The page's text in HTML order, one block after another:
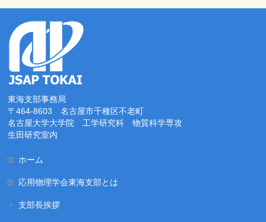
東海支部事務局
〒464-8603 名古屋市千種区不老町
名古屋大学大学院 工学研究科 物質科学専攻
生田研究室内
ホーム
応用物理学会東海支部とは
支部長挨拶